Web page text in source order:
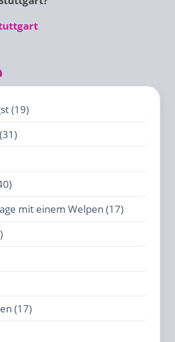
(19)
mit einem Welpen (17)
(17)